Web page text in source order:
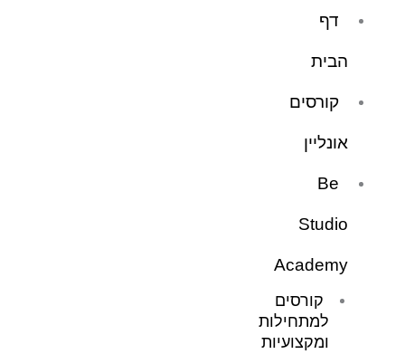
דף
הבית
קורסים
אונליין
Be
Studio
Academy
קורסים
למתחילות
ומקצועיות